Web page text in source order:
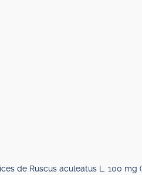
de Ruscus aculeatus L. 100 mg